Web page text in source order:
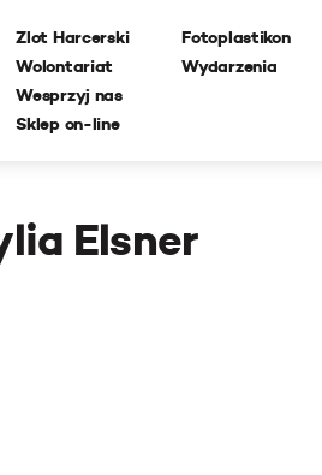
Zlot Harcerski
Wolontariat
Wesprzyj nas
Sklep on-line
Fotoplastikon
Wydarzenia
Elsner